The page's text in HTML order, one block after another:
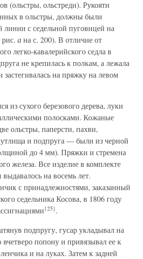
(ольстры, ольстреди). Рукояти
в ольстры, должны были
линии с седельной пуговицей на
ана с. 200). В отличие от
легко-кавалерийского седла в
не крепилась к полкам, а лежала
на пряжку на левом
из сухого березового дерева, луки
полосками. Кожаные
ольстры, паперсти, пахви,
и подпруга — были из черной
до 4 мм). Пряжки и стремена
железа. Все изделие в комплекте
на восемь лет.
с принадлежностями, заказанный
седельника Косова, в 1806 году
{25}.
подпругу, гусар укладывал на
попону и привязывал ее к
и на луках. Затем к задней